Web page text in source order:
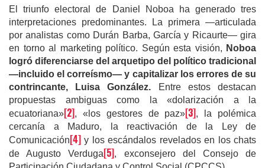
El triunfo electoral de Daniel Noboa ha generado tres
interpretaciones predominantes. La primera —articulada
por analistas como Durán Barba, García y Ricaurte— gira
en torno al marketing político. Según esta visión, Noboa
logró diferenciarse del arquetipo del político tradicional
—incluido el correísmo— y capitalizar los errores de su
contrincante, Luisa González. Entre estos destacan
propuestas ambiguas como la «dolarización a la
ecuatoriana»[2], «los gestores de paz»[3], la polémica
cercanía a Maduro, la reactivación de la Ley de
Comunicación[4] y los escándalos revelados en los chats
deAugusto Verduga[5], exconsejero del Consejo de